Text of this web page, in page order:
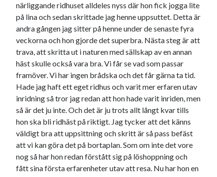
Senaste inläggen
VI TRÄNAR VIDARE!
MYCKET FLUGOR
IDA; dagens hoppning!
HINDERBANA
MAGSJUKA
Kategorier
Allmänt
Extrahästar
(58)
Hållidej
(276)
närliggande ridhuset alldeles nyss där hon fick jogga lite
på lina och sedan skrittade jag henne uppsuttet. Detta är
andra gången jag sitter på henne under de senaste fyra
veckorna och hon gjorde det superbra. Nästa steg är att
trava, att skritta ut i naturen med sällskap av en annan
häst skulle också vara bra. Vi får se vad som passar
framöver. Vi har ingen brådska och det får gärna ta tid.
Hade jag haft ett eget ridhus och varit mer erfaren utav
inridning så tror jag redan att hon hade varit inriden, men
så är det ju inte. Och det är ju trots allt långt kvar tills
hon ska bli ridhäst på riktigt. Jag tycker att det känns
väldigt bra att uppsittning och skritt är så pass befäst
att vi kan göra det på bortaplan. Som om inte det vore
nog så har hon redan förstått sig på löshoppning och
fått sina första erfarenheter utav att resa. Nu har hon en